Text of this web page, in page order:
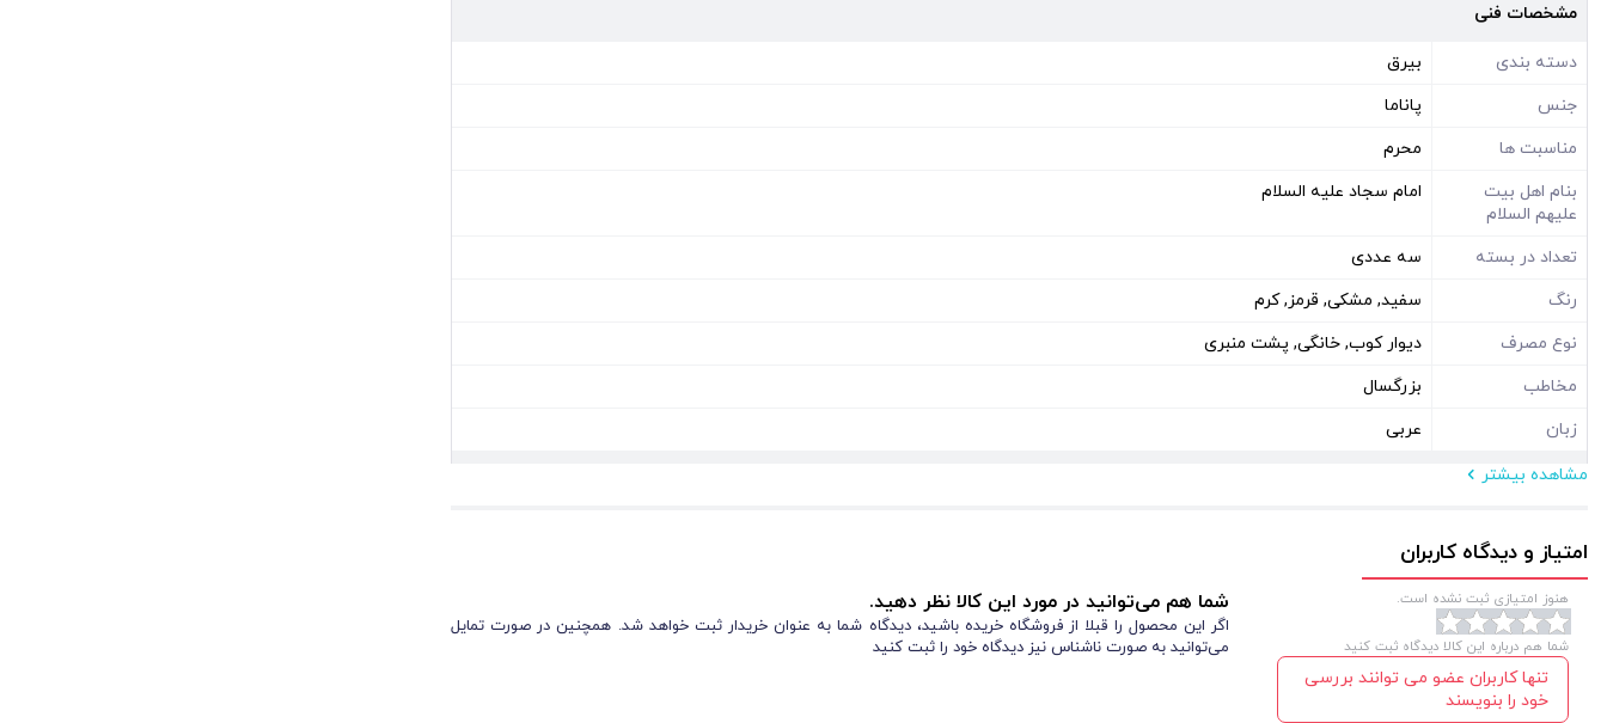
مشخصات فنی
دسته بندی
بیرق
جنس
پاناما
مناسبت ها
محرم
بنام اهل بیت
علیهم السلام
امام سجاد علیه السلام
تعداد در بسته
سه عددی
رنگ
سفید, مشکی, قرمز, کرم
نوع مصرف
دیوار کوب, خانگی, پشت منبری
مخاطب
بزرگسال
زبان
عربی
مشخصات فیزیکی
نوع بسته بندی
سلفون
شکل
مشاهده بیشتر
امتیاز و دیدگاه کاربران
هنوز امتیازی ثبت نشده است.
شما هم درباره این کالا دیدگاه ثبت کنید
تنها کاربران عضو می توانند بررسی
خود را بنویسند
شما هم می‌توانید در مورد این کالا نظر دهید.
اگر این محصول را قبلا از فروشگاه خریده باشید، دیدگاه شما به عنوان خریدار ثبت خواهد شد. همچنین در صورت تمایل
می‌توانید به صورت ناشناس نیز دیدگاه خود را ثبت کنید